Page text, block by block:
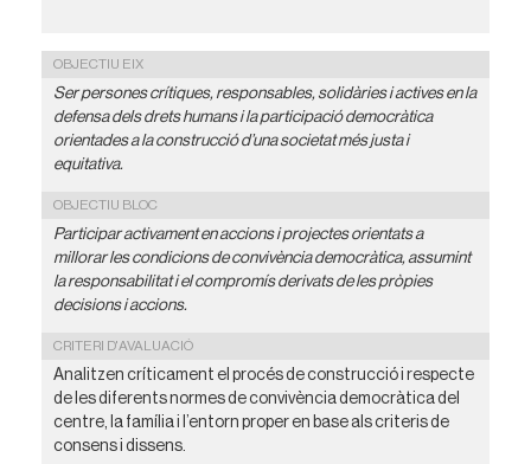
OBJECTIU EIX
Ser persones crítiques, responsables, solidàries iactives en la
defensa dels drets humans i la participació democràtica
orientadesa la construcció d’una societat més justa i
equitativa.
OBJECTIU BLOC
Participar activament en accions i projectes orientats a
millorar les condicions de convivència democràtica, assumint
la responsabilitat i el compromís derivats de les pròpies
decisions i accions.
CRITERI D'AVALUACIÓ
Analitzen críticament el procés de construcció i respecte
de les diferents normes de convivència democràtica del
centre, la família i l’entorn proper en base als criteris de
consens i dissens.